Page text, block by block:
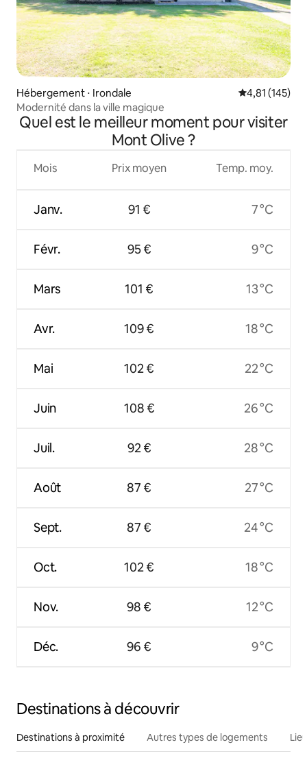
Hébergement ⋅ Irondale Évaluation
4,81 (145)
Modernité dans la ville magique
Quel est le meilleur moment pour visiter
Mont Olive ?
Mois
Janv.
Févr.
Mars
Avr.
Mai
Juin
Juil.
Août
Sept.
Oct.
Nov.
Déc.
Prix moyen
91 €
95 €
101 €
109 €
102 €
108 €
92 €
87 €
87 €
102 €
98 €
96 €
Temp. moy.
7 °C
9 °C
13 °C
18 °C
22 °C
26 °C
28 °C
27 °C
24 °C
18 °C
12 °C
9 °C
Destinations à découvrir
Destinations à proximité Autres types de logements